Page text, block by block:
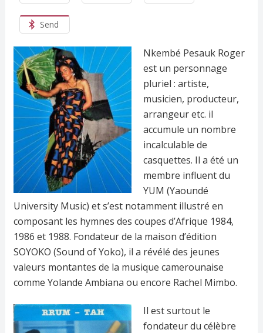
Send
Nkembé Pesauk Roger
est un personnage
pluriel : artiste,
musicien, producteur,
arrangeur etc. il
accumule un nombre
incalculable de
casquettes. Il a été un
membre influent du
YUM (Yaoundé
University Music) et s’est notamment illustré en
composant les hymnes des coupes d’Afrique 1984,
1986 et 1988. Fondateur de la maison d’édition
SOYOKO (Sound of Yoko), il a révélé des jeunes
valeurs montantes de la musique camerounaise
comme Yolande Ambiana ou encore Rachel Mimbo.
Il est surtout le
fondateur du célèbre